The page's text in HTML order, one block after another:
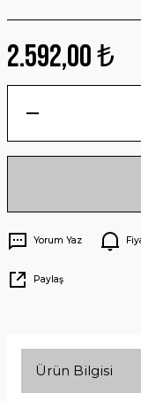
2.592,00 ₺
Yorum Yaz
Paylaş
Ürün Bilgisi